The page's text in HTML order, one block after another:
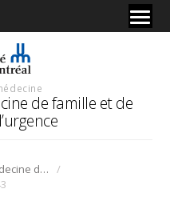
de famille et de
Résidence en médecine de famille
/